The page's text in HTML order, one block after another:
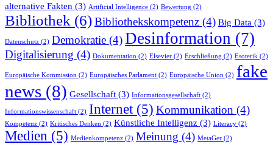
alternative Fakten (3) Artificial Intelligence (2) Bewertung (2)
Bibliothek (6)Bibliothekskompetenz (4) Big Data (3)
Datenschutz (2) Demokratie (4)Desinformation (7)
Digitalisierung (4) Dokumentation (2) Elsevier (2) Erschließung (2) Esoterik (2)
Europäische Kommission (2) Europäisches Parlament (2) Europäische Union (2) fake
news (8) Gesellschaft (3) Informationsgesellschaft (2)
Informationswissenschaft (2) Internet(5) Kommunikation (4)
Kompetenz (2) Kritisches Denken (2) Künstliche Intelligenz (3) Literacy (2)
Medien (5) Medienkompetenz (2) Meinung (4) MetaGer (2)